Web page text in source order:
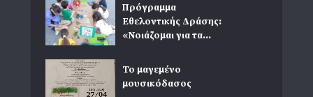
Πρόγραμμα
Εθελοντικής Δράσης:
«Νοιάζομαι για τα...
Το μαγεμένο
μουσικόδασος